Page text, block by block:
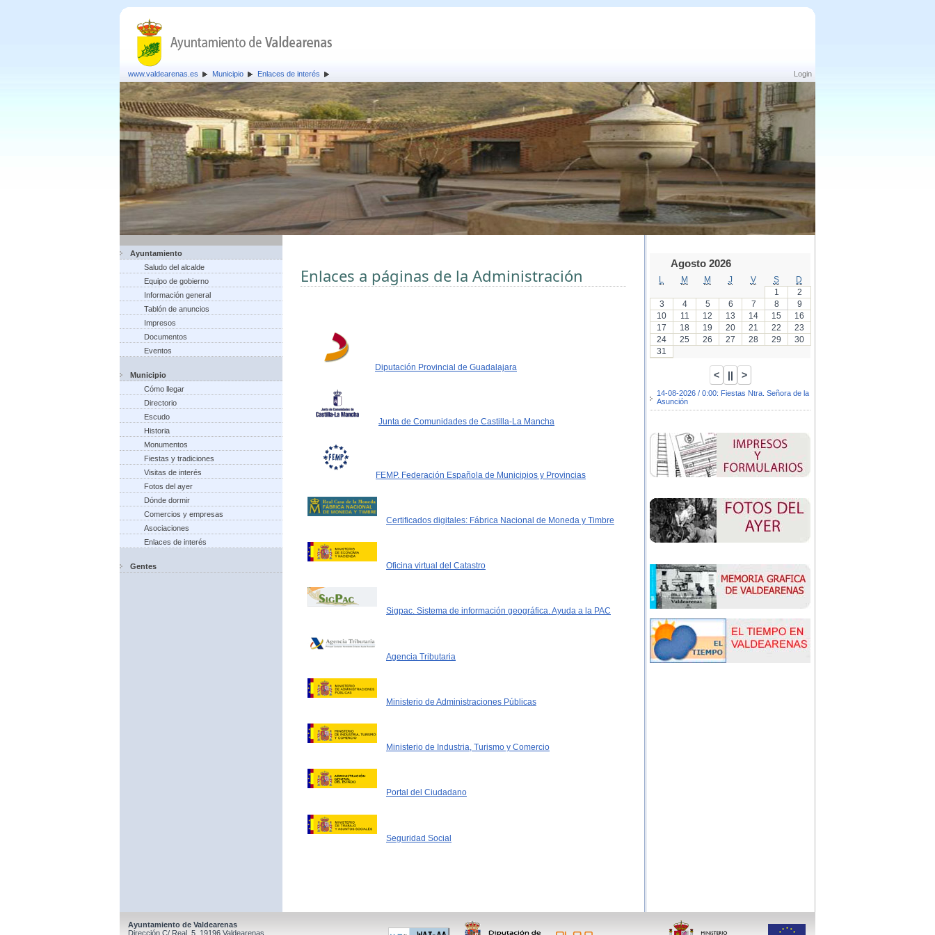
Login
www.valdearenas.es Municipio Enlaces de interés
Ayuntamiento
Saludo del alcalde
Equipo de gobierno
Información general
Tablón de anuncios
Impresos
Documentos
Eventos
Municipio
Cómo llegar
Directorio
Escudo
Historia
Monumentos
Fiestas y tradiciones
Visitas de interés
Fotos del ayer
Dónde dormir
Comercios y empresas
Asociaciones
Enlaces de interés
Gentes
Enlaces a páginas de la Administración
Diputación Provincial de Guadalajara
Junta de Comunidades de Castilla-La Mancha
FEMP. Federación Española de Municipios y Provincias
Certificados digitales: Fábrica Nacional de Moneda y Timbre
Oficina virtual del Catastro
Sigpac. Sistema de información geográfica. Ayuda a la PAC
Agencia Tributaria
Ministerio de Administraciones Públicas
Ministerio de Industria, Turismo y Comercio
Portal del Ciudadano
Seguridad Social
Agosto 2026
M M J V S
D
1
2
3
4 5 6 7 8
9
10
11 12 13 14 15
16
17
18 19 20 21 22
23
24
25 26 27 28 29
30
31
14-08-2026 / 0:00: Fiestas Ntra. Señora de la
Asunción
Ayuntamiento de Valdearenas
Dirección C/ Real, 5, 19196 Valdearenas